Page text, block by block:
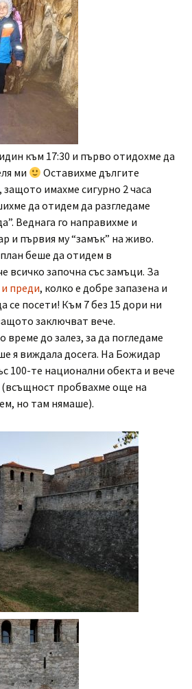
към 17:30 и първо отидохме да
ми
Оставихме дългите
защото имахме сигурно 2 часа
да отидем да разгледаме
Веднага го направихме и
и първия му “замък” на живо.
беше да отидем в
всичко започна със замъци. За
преди, колко е добре запазена и
се посети! Към 7 без 15 дори ни
заключват вече.
време до залез, за да погледаме
я виждала досега. На Божидар
100-те национални обекта и вече
(всъщност пробвахме още на
но там нямаше).